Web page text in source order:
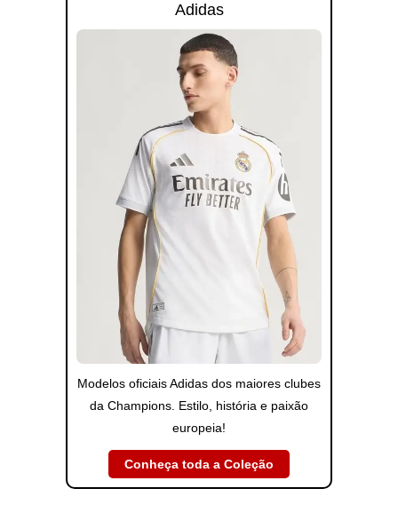
Adidas
Modelos oficiais Adidas dos maiores clubes
da Champions. Estilo, história e paixão
europeia!
Conheça toda a Coleção